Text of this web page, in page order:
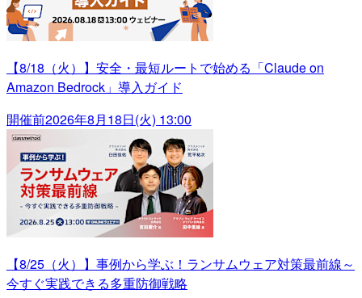
【8/18（火）】安全・最短ルートで始める「Claude on
Amazon Bedrock」導入ガイド
開催前2026年8月18日(火) 13:00
【8/25（火）】事例から学ぶ！ランサムウェア対策最前線～
今すぐ実践できる多重防御戦略